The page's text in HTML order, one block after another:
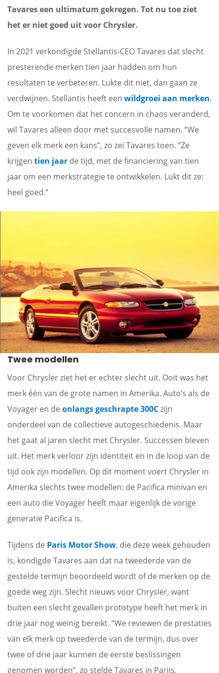
Tavares een ultimatum gekregen. Tot nu toe ziet
het er niet goed uit voor Chrysler.
In 2021 verkondigde Stellantis-CEO Tavares dat slecht
presterende merken tien jaar hadden om hun
resultaten te verbeteren. Lukte dit niet, dan gaan ze
verdwijnen. Stellantis heeft een wildgroei aan merken.
Om te voorkomen dat het concern in chaos veranderd,
wil Tavares alleen door met succesvolle namen. “We
geven elk merk een kans”, zo zei Tavares toen. “Ze
krijgen tien jaar de tijd, met de financiering van tien
jaar om een merkstrategie te ontwikkelen. Lukt dit ze:
heel goed.”
Twee modellen
Voor Chrysler ziet het er echter slecht uit. Ooit was het
merk één van de grote namen in Amerika. Auto’s als de
Voyager en de onlangs geschrapte 300Czijn
onderdeel van de collectieve autogeschiedenis. Maar
het gaat al jaren slecht met Chrysler. Successen bleven
uit. Het merk verloor zijn identiteit en in de loop van de
tijd ook zijn modellen. Op dit moment voert Chrysler in
Amerika slechts twee modellen: de Pacifica minivan en
een auto die Voyager heeft maar eigenlijk de vorige
generatie Pacifica is.
Tijdens de Paris Motor Show, die deze week gehouden
is, kondigde Tavares aan dat na tweederde van de
gestelde termijn beoordeeld wordt of de merken op de
goede weg zijn. Slecht nieuws voor Chrysler, want
buiten een slecht gevallen prototype heeft het merk in
drie jaar nog weinig bereikt. “We reviewen de prestaties
van elk merk op tweederde van de termijn, dus over
twee of drie jaar kunnen de eerste beslissingen
genomen worden”, zo stelde Tavares in Parijs.